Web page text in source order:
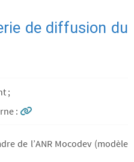
de diffusion du
;
:
de l’ANR Mocodev (modèle